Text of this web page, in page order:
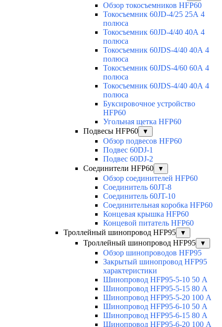
Обзор токосъемников HFP60
Токосъемник 60JD-4/25 25А 4
полюса
Токосъемник 60JD-4/40 40А 4
полюса
Токосъемник 60JDS-4/40 40А 4
полюса
Токосъемник 60JDS-4/60 60А 4
полюса
Токосъемник 60JDS-4/40 40А 4
полюса
Буксировочное устройство
HFP60
Угольная щетка HFP60
Подвесы HFP60
▼
Обзор подвесов HFP60
Подвес 60DJ-1
Подвес 60DJ-2
Соединители HFP60
▼
Обзор соединителей HFP60
Соединитель 60JT-8
Соединитель 60JT-10
Соединительная коробка HFP60
Концевая крышка HFP60
Концевой питатель HFP60
Троллейный шинопровод HFP95
▼
Троллейный шинопровод HFP95 ▼
Обзор шинопроводов HFP95
Закрытый шинопровод HFP95
характеристики
Шинопровод HFP95-5-10 50 А
Шинопровод HFP95-5-15 80 А
Шинопровод HFP95-5-20 100 А
Шинопровод HFP95-6-10 50 А
Шинопровод HFP95-6-15 80 А
Шинопровод HFP95-6-20 100 А